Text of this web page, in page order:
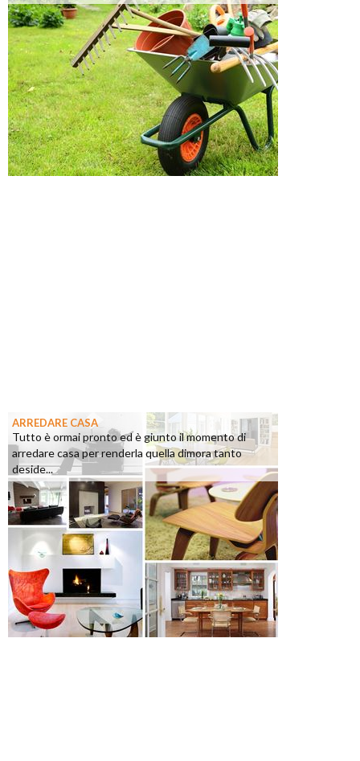
ARREDARE CASA
Tutto è ormai pronto ed è giunto il momento di
arredare casa per renderla quella dimora tanto
deside...